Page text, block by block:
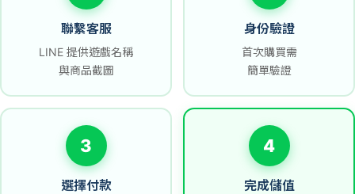
聯繫客服
LINE 提供遊戲名稱
與商品截圖
身份驗證
首次購買需
簡單驗證
3
選擇付款
4
完成儲值